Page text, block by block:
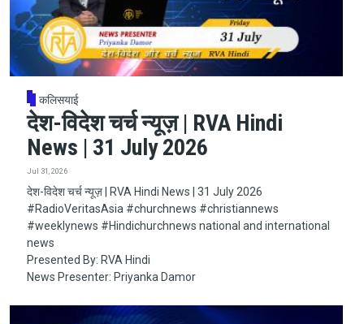
कलिसयाई
देश-विदेश चर्च न्यूज़ | RVA Hindi
News | 31 July 2026
Jul 31, 2026
देश-विदेश चर्च न्यूज़ | RVA Hindi News | 31 July 2026
#RadioVeritasAsia​​​​​ #churchnews​​​​​ #christiannews​​​​​
#weeklynews​ #Hindichurchnews national and international
news
Presented By: RVA Hindi
News Presenter: Priyanka Damor